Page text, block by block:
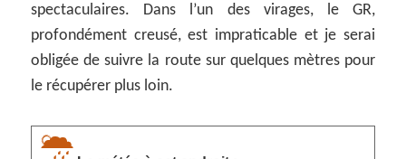
spectaculaires. Dans l’un des virages, le GR,
profondément creusé, est impraticable et je serai
obligée de suivre la route sur quelques mètres pour
le récupérer plus loin.